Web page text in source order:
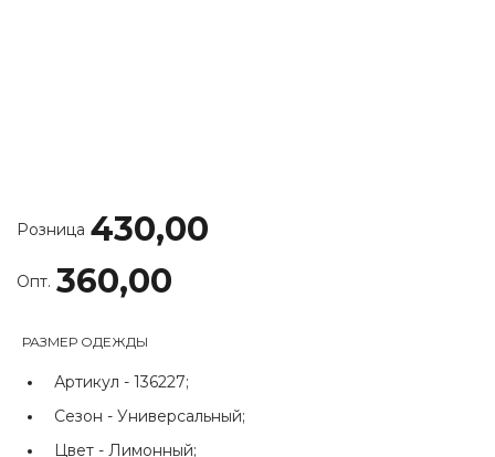
Розница 430,00
Опт. 360,00
РАЗМЕР ОДЕЖДЫ
Артикул - 136227;
Сезон - Универсальный;
Цвет - Лимонный;